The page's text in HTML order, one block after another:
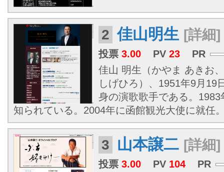
2 佳山明生 [詳細]
投票 3.00 PV 23
PR
佳山 明生（かやま あきお
しげひろ）、1951年9月19
身の演歌歌手である。
知られている。2004年に函館観光大使に就任
3 山本譲二 [詳細]
投票 3.00 PV 104
PR